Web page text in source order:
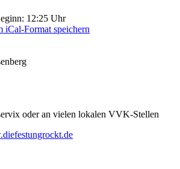
12:25 Uhr
iCal-Format speichern
oder an vielen lokalen VVK-Stellen